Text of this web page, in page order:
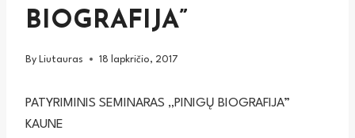
BIOGRAFIJA”
By Liutauras 18 lapkričio, 2017
PATYRIMINIS SEMINARAS „PINIGŲ BIOGRAFIJA”
KAUNE